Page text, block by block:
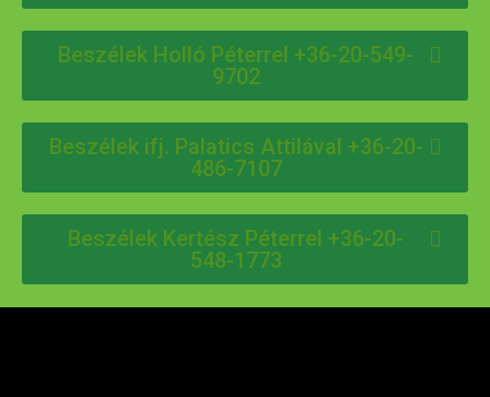
Beszélek Holló Péterrel +36-20-549-
9702
Beszélek ifj. Palatics Attilával +36-20-
486-7107
Beszélek Kertész Péterrel +36-20-
548-1773